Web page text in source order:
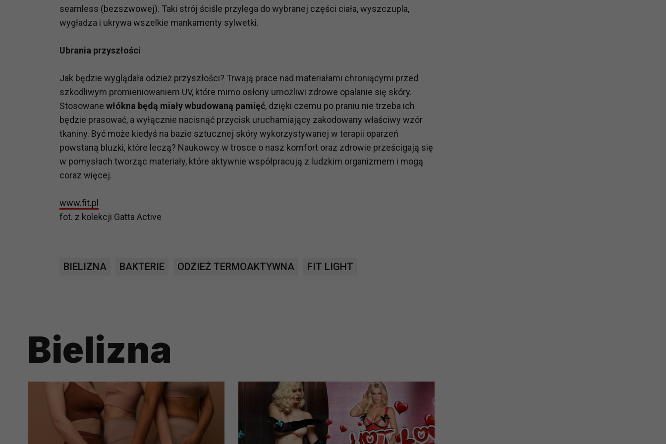
seamless (bezszwowej). Taki strój ściśle przylega do wybranej części ciała, wyszczupla,
wygładza i ukrywa wszelkie mankamenty sylwetki.
Ubrania przyszłości
Jak będzie wyglądała odzież przyszłości? Trwają prace nad materiałami chroniącymi przed
szkodliwym promieniowaniem UV, które mimo osłony umożliwi zdrowe opalanie się skóry.
Stosowane włókna będą miały wbudowaną pamięć, dzięki czemu po praniu nie trzeba ich
będzie prasować, a wyłącznie nacisnąć przycisk uruchamiający zakodowany właściwy wzór
tkaniny. Być może kiedyś na bazie sztucznej skóry wykorzystywanej w terapii oparzeń
powstaną bluzki, które leczą? Naukowcy w trosce o nasz komfort oraz zdrowie prześcigają się
w pomysłach tworząc materiały, które aktywnie współpracują z ludzkim organizmem i mogą
coraz więcej.
www.fit.pl
fot. z kolekcji Gatta Active
BIELIZNA BAKTERIE ODZIEŻ TERMOAKTYWNA FIT LIGHT
Bielizna
potrzebom
Komu możemy przekazać dane?
np. agencjom marketingowym, podwykonawcom naszych usług oraz podmiotom uprawnionym do uzyskania danych na podstawie
prawną. Pragniemy też wspomnieć, że na większości stron internetowych dane o ruchu użytkowników zbierane są przez naszych
Zaufanych parterów.
Jakie masz prawa w stosunku do Twoich danych?
Masz między innymi prawo do żądania dostępu do danych, sprostowania, usunięcia lub ograniczenia ich przetwarzania. Możesz
także wycofać zgodę na przetwarzanie danych osobowych, zgłosić sprzeciw oraz skorzystać z innych praw wymienionych
szczegółowo tutaj.
Jakie są podstawy prawne przetwarzania Twoich danych?
(tymi umowami są zazwyczaj regulaminy lub podobne dokumenty dostępne w usługach, z których korzystasz). Taką podstawą